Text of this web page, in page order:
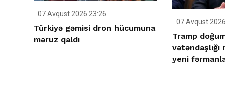
07 Avqust 2026 23:26
Türkiyə gəmisi dron hücumuna
məruz qaldı
07 Avqust
Tramp
vətəndaşlığı
yeni